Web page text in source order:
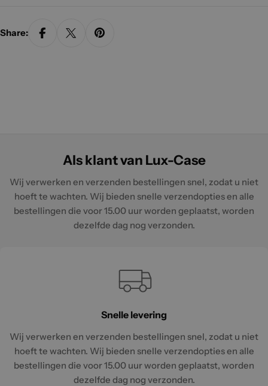
Share:
Als klant van Lux-Case
Wij verwerken en verzenden bestellingen snel, zodat u niet
hoeft te wachten. Wij bieden snelle verzendopties en alle
bestellingen die voor 15.00 uur worden geplaatst, worden
dezelfde dag nog verzonden.
Snelle levering
Wij verwerken en verzenden bestellingen snel, zodat u niet
hoeft te wachten. Wij bieden snelle verzendopties en alle
bestellingen die voor 15.00 uur worden geplaatst, worden
dezelfde dag nog verzonden.